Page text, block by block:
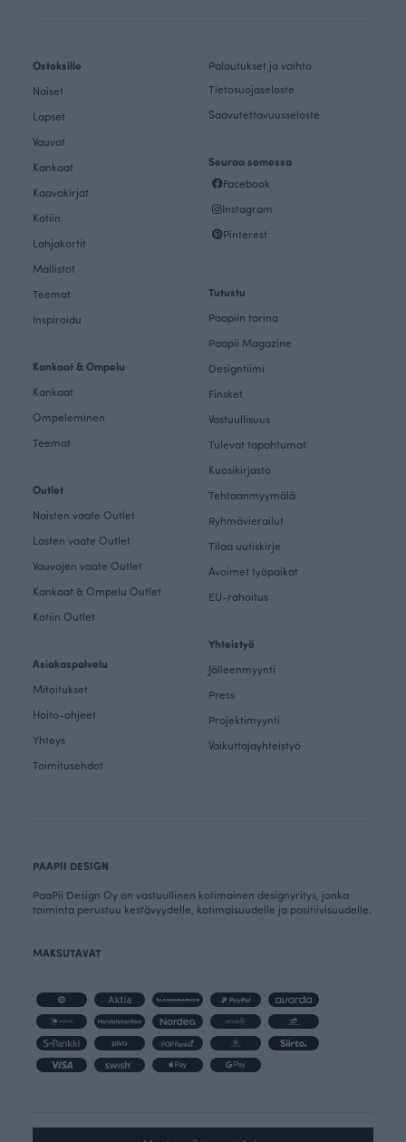
Ostoksille
Naiset
Lapset
Vauvat
Kankaat
Kaavakirjat
Kotiin
Lahjakortit
Mallistot
Teemat
Inspiroidu
Kankaat & Ompelu
Kankaat
Ompeleminen
Teemat
Outlet
Naisten vaate Outlet
Lasten vaate Outlet
Vauvojen vaate Outlet
Kankaat & Ompelu Outlet
Kotiin Outlet
Asiakaspalvelu
Mitoitukset
Hoito-ohjeet
Yhteys
Toimitusehdot
Palautukset ja vaihto
Tietosuojaseloste
Saavutettavuusseloste
Seuraa somessa
Facebook
Instagram
Pinterest
Tutustu
Paapiin tarina
Paapii Magazine
Designtiimi
Finsket
Vastuullisuus
Tulevat tapahtumat
Kuosikirjasto
Tehtaanmyymälä
Ryhmävierailut
Tilaa uutiskirje
Avoimet työpaikat
EU-rahoitus
Yhteistyö
Jälleenmyynti
Press
Projektimyynti
Vaikuttajayhteistyö
PAAPII DESIGN
PaaPii Design Oy on vastuullinen kotimainen designyritys, jonka
toiminta perustuu kestävyydelle, kotimaisuudelle ja positiivisuudelle.
MAKSUTAVAT